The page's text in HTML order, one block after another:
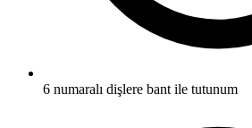
6 numaralı dişlere bant ile tutunum